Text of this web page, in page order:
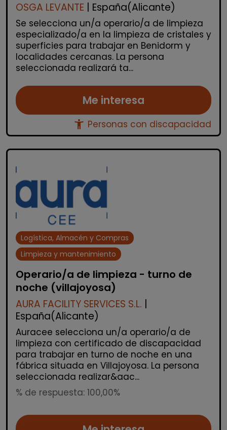
OSGA LEVANTE | España(Alicante)
Se selecciona un/a operario/a de limpieza
especializado/a en la limpieza de cristales y
superficies para trabajar en Benidorm y
localidades cercanas. La persona
seleccionada realizará ta...
Me interesa
accessibility_new Personas con discapacidad
Logística, Almacén y Compras
Limpieza y mantenimiento
Operario/a de limpieza - turno de
noche (villajoyosa)
AURA FACILITY SERVICES S.L. |
España(Alicante)
Auracee selecciona un/a operario/a de
limpieza con certificado de discapacidad
para trabajar en turno de noche en una
fábrica situada en Villajoyosa. La persona
seleccionada realizar&aac...
% de respuesta: 100,00%